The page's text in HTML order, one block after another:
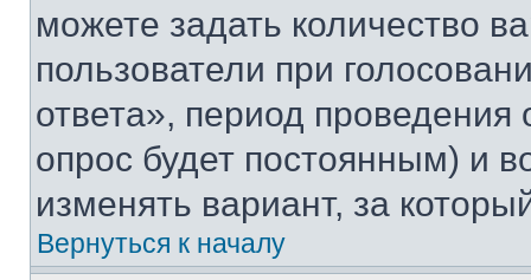
можете задать количество
пользователи при
ответа», период проведения
опрос будет постоянным) и
изменять вариант, за
Вернуться к началу